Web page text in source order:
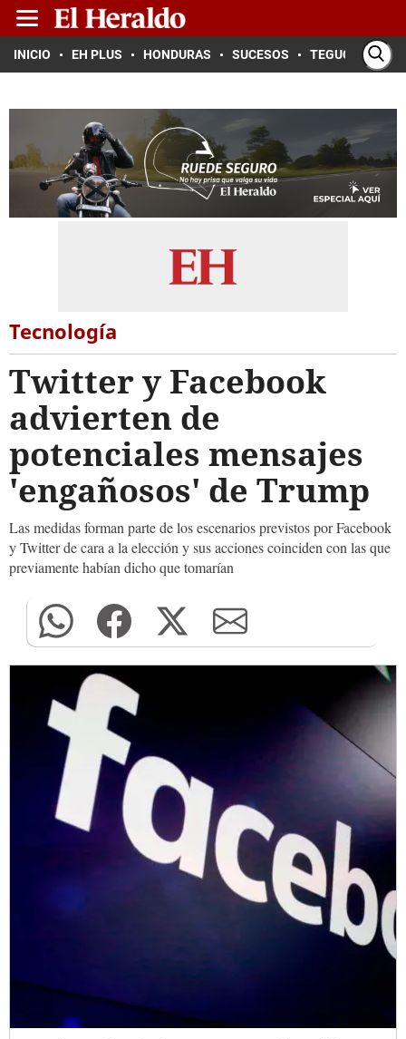
INICIO EH PLUS HONDURAS SUCESOS TEGUCIGALPA
Tecnología
Twitter y Facebook
advierten de
potenciales mensajes
'engañosos' de Trump
Las medidas forman parte de los escenarios previstos por Facebook
y Twitter de cara a la elección y sus acciones coinciden con las que
previamente habían dicho que tomarían